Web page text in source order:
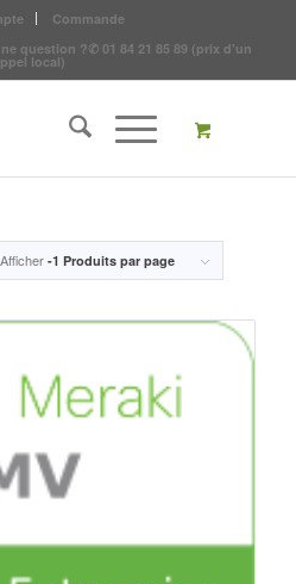
Commande
question ?✆ 01 84 21 85 89 (prix d'un
local)
Afficher -1 Produits par page